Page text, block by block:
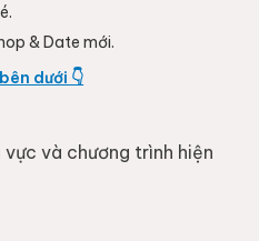
& Date mới.
dưới 👇
và chương trình hiện